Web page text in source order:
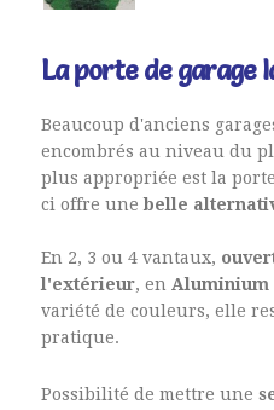
La porte de garage
Beaucoup d'anciens
encombrés au niveau du
plus appropriée est la
ci offre une belle
En 2, 3 ou 4 vantaux,
l'extérieur, en Aluminium
variété de couleurs, elle
pratique.
Possibilité de mettre une